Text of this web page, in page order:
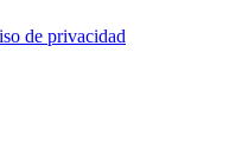
de privacidad